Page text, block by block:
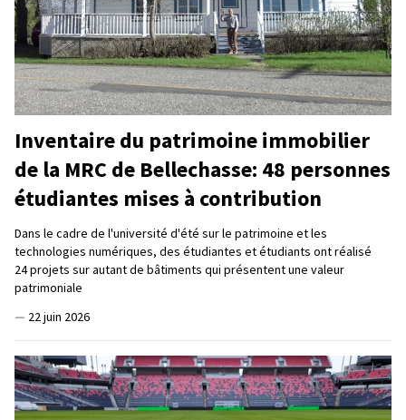
Inventaire du patrimoine immobilier
de la MRC de Bellechasse: 48 personnes
étudiantes mises à contribution
Dans le cadre de l'université d'été sur le patrimoine et les
technologies numériques, des étudiantes et étudiants ont réalisé
24 projets sur autant de bâtiments qui présentent une valeur
patrimoniale
— 22 juin 2026